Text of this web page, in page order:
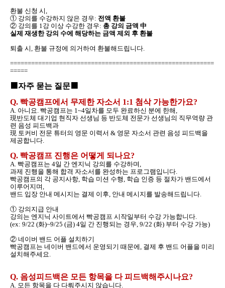
환불 신청 시,
① 강의를 수강하지 않은 경우: 전액 환불
② 강의를 1강 이상 수강한 경우: 총 강의 금액 中
실제 재생한 강의 수에 해당하는 금액 제외 후 환불
퇴출 시, 환불 규정에 의거하여 환불해드립니다.
==========================================================
=====
🟧자주 묻는 질문🟧
Q. 빡공캠프에서 무제한 자소서 1:1 첨삭 가능한가요?
A. 아니요. 빡공캠프는 1~4일차를 모두 완료하신 분에 한해,
現반도체 대기업 현직자 선생님 등 반도체 전문가 선생님의 직무역량 관
련 음성 피드백과
現 토커비 전문 튜터의 영문 이력서 & 영문 자소서 관련 음성 피드백을
제공합니다.
Q. 빡공캠프 진행은 어떻게 되나요?
A. 빡공캠프는 4일 간 엔지닉 강의를 수강하며,
과제 진행을 통해 합격 자소서를 완성하는 프로그램입니다.
빡공캠프의 각 공지사항, 학습 미션 수행, 학습 인증 등 절차가 밴드에서
이루어지며,
밴드 입장 안내 메시지는 결제 이후, 안내 메시지를 발송해드립니다.
① 강의지급 안내
강의는 엔지닉 사이트에서 빡공캠프 시작일부터 수강 가능합니다.
(ex: 9/22 (화)~9/25 (금) 4일 간 진행되는 경우, 9/22 (화) 부터 수강 가능)
② 네이버 밴드 어플 설치하기
빡공캠프는 네이버 밴드에서 운영되기 때문에, 결제 후 밴드 어플을 미리
설치해주세요.
Q. 음성피드백은 모든 항목을 다 피드백해주시나요?
A. 모든 항목을 다 다뤄주시지 않습니다.